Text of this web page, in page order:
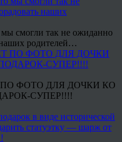
смогли так не ожиданно
родителей…
ФОТО ДЛЯ ДОЧКИ КО
СУПЕР!!!!